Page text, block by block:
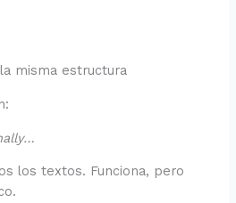
misma estructura
los textos. Funciona, pero